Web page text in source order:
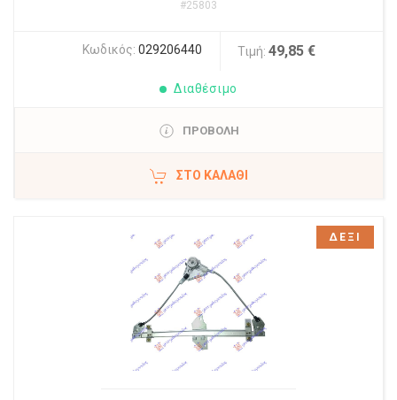
#25803
Κωδικός: 029206440 Τιμή: 49,85 €
Διαθέσιμο
ΠΡΟΒΟΛΗ
ΣΤΟ ΚΑΛΆΘΙ
ΔΕΞΙ